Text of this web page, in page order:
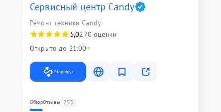
Сервисный центр Candy
Ремонт техники Candy
5,0270 оценки
Открыто до 21:00
Маршрут
ОбзорОтзывы 255